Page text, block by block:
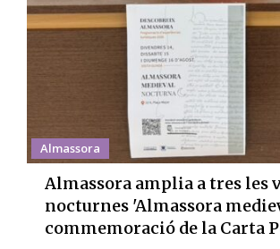
Almassora
Almassora amplia a tres les
nocturnes 'Almassora
commemoració de la Carta